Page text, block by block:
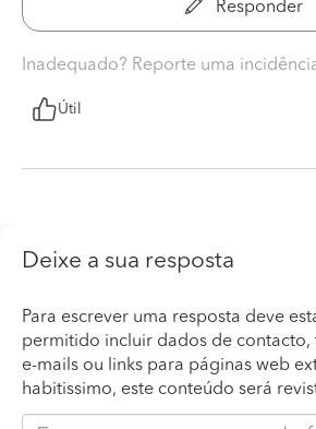
Responder
Inadequado? Reporte uma
Útil
Deixe a sua resposta
Para escrever uma resposta deve
permitido incluir dados de contacto,
e-mails ou links para páginas web
habitissimo, este conteúdo será